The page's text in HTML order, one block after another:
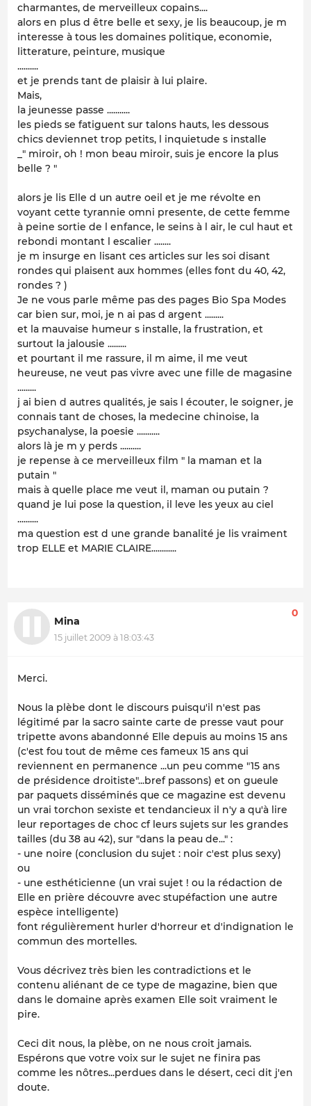
charmantes, de merveilleux copains....
alors en plus d être belle et sexy, je lis beaucoup, je m
interesse à tous les domaines politique, economie,
litterature, peinture, musique
..........
et je prends tant de plaisir à lui plaire.
Mais,
la jeunesse passe ...........
les pieds se fatiguent sur talons hauts, les dessous
chics deviennet trop petits, l inquietude s installe
_" miroir, oh ! mon beau miroir, suis je encore la plus
belle ? "
alors je lis Elle d un autre oeil et je me révolte en
voyant cette tyrannie omni presente, de cette femme
à peine sortie de l enfance, le seins à l air, le cul haut et
rebondi montant l escalier ........
je m insurge en lisant ces articles sur les soi disant
rondes qui plaisent aux hommes (elles font du 40, 42,
rondes ? )
Je ne vous parle même pas des pages Bio Spa Modes
car bien sur, moi, je n ai pas d argent .........
et la mauvaise humeur s installe, la frustration, et
surtout la jalousie .........
et pourtant il me rassure, il m aime, il me veut
heureuse, ne veut pas vivre avec une fille de magasine
.........
j ai bien d autres qualités, je sais l écouter, le soigner, je
connais tant de choses, la medecine chinoise, la
psychanalyse, la poesie ...........
alors là je m y perds ..........
je repense à ce merveilleux film " la maman et la
putain "
mais à quelle place me veut il, maman ou putain ?
quand je lui pose la question, il leve les yeux au ciel
..........
ma question est d une grande banalité je lis vraiment
trop ELLE et MARIE CLAIRE............
Mina
15 juillet 2009 à 18:03:43
0
Merci.
Nous la plèbe dont le discours puisqu'il n'est pas
légitimé par la sacro sainte carte de presse vaut pour
tripette avons abandonné Elle depuis au moins 15 ans
(c'est fou tout de même ces fameux 15 ans qui
reviennent en permanence ...un peu comme "15 ans
de présidence droitiste"...bref passons) et on gueule
par paquets disséminés que ce magazine est devenu
un vrai torchon sexiste et tendancieux il n'y a qu'à lire
leur reportages de choc cf leurs sujets sur les grandes
tailles (du 38 au 42), sur "dans la peau de..." :
- une noire (conclusion du sujet : noir c'est plus sexy)
ou
- une esthéticienne (un vrai sujet ! ou la rédaction de
Elle en prière découvre avec stupéfaction une autre
espèce intelligente)
font régulièrement hurler d'horreur et d'indignation le
commun des mortelles.
Vous décrivez très bien les contradictions et le
contenu aliénant de ce type de magazine, bien que
dans le domaine après examen Elle soit vraiment le
pire.
Ceci dit nous, la plèbe, on ne nous croit jamais.
Espérons que votre voix sur le sujet ne finira pas
comme les nôtres...perdues dans le désert, ceci dit j'en
doute.